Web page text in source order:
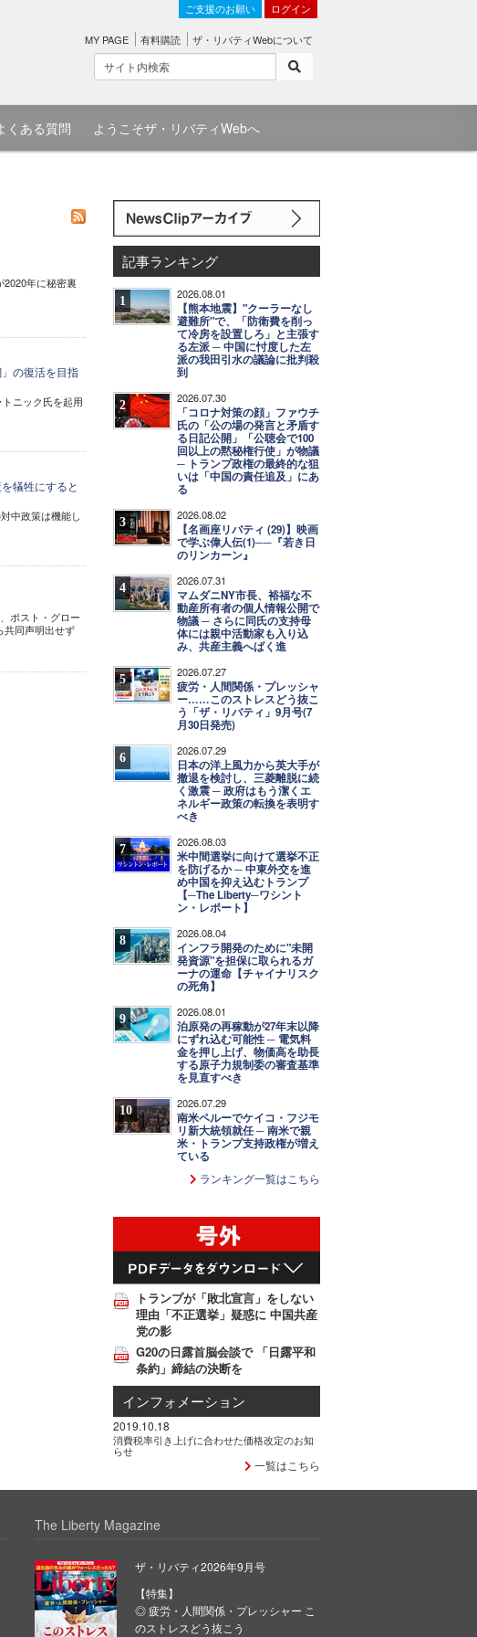
ご支援のお願い ログイン
MY PAGE 有料購読 ザ・リバティWebについて
くある質問 ようこそザ・リバティWebへ
2020年に秘密裏
の復活を目指
ニック氏を起用
犠牲にすると
中政策は機能し
ポスト・グロー
共同声明出せず
記事ランキング
1 2026.08.01
【熊本地震】"クーラーなし
避難所"で、「防衛費を削っ
て冷房を設置しろ」と主張す
る左派 ─ 中国に忖度した左
派の我田引水の議論に批判殺
到
2 2026.07.30
「コロナ対策の顔」ファウチ
氏の「公の場の発言と矛盾す
る日記公開」「公聴会で100
回以上の黙秘権行使」が物議
─ トランプ政権の最終的な狙
いは「中国の責任追及」にあ
る
3 2026.08.02
【名画座リバティ (29)】映画
で学ぶ偉人伝(1)──『若き日
のリンカーン』
4 2026.07.31
マムダニNY市長、裕福な不
動産所有者の個人情報公開で
物議 ─ さらに同氏の支持母
体には親中活動家も入り込
み、共産主義へばく進
5 2026.07.27
疲労・人間関係・プレッシャ
ー……このストレスどう抜こ
う「ザ・リバティ」9月号(7
月30日発売)
6 2026.07.29
日本の洋上風力から英大手が
撤退を検討し、三菱離脱に続
く激震 ─ 政府はもう潔くエ
ネルギー政策の転換を表明す
べき
7 2026.08.03
米中間選挙に向けて選挙不正
を防げるか ─ 中東外交を進
め中国を抑え込むトランプ
【─The Liberty─ワシント
ン・レポート】
8 2026.08.04
インフラ開発のために"未開
発資源"を担保に取られるガ
ーナの運命【チャイナリスク
の死角】
9 2026.08.01
泊原発の再稼動が27年末以降
にずれ込む可能性 ─ 電気料
金を押し上げ、物価高を助長
する原子力規制委の審査基準
を見直すべき
10 2026.07.29
南米ペルーでケイコ・フジモ
リ新大統領就任 ─ 南米で親
米・トランプ支持政権が増え
ている
ランキング一覧はこちら
トランプが「敗北宣言」をしない
理由「不正選挙」疑惑に 中国共産
党の影
G20の日露首脳会談で 「日露平和
条約」締結の決断を
インフォメーション
2019.10.18
消費税率引き上げに合わせた価格改定のお知
らせ
一覧はこちら
The Liberty Magazine
ザ・リバティ2026年9月号
【特集】
◎ 疲労・人間関係・プレッシャー こ
のストレスどう抜こう